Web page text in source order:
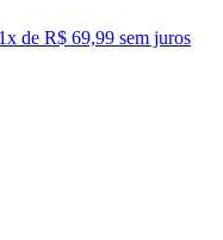
1x de R$ 69,99 sem juros